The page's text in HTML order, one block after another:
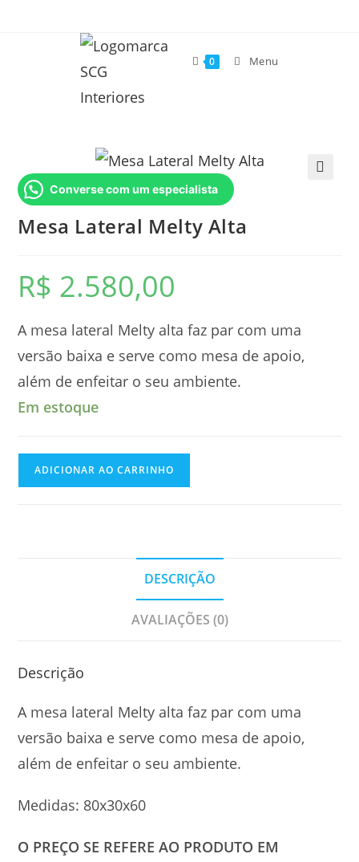
0 Menu
Converse com um especialista
Mesa Lateral Melty Alta
R$ 2.580,00
A mesa lateral Melty alta faz par com uma
versão baixa e serve como mesa de apoio,
além de enfeitar o seu ambiente.
Em estoque
ADICIONAR AO CARRINHO
DESCRIÇÃO
AVALIAÇÕES (0)
Descrição
A mesa lateral Melty alta faz par com uma
versão baixa e serve como mesa de apoio,
além de enfeitar o seu ambiente.
Medidas: 80x30x60
O PREÇO SE REFERE AO PRODUTO EM